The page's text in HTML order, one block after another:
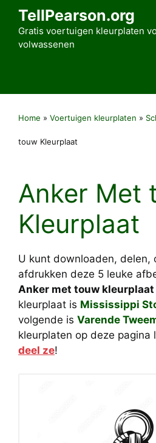
TellPearson.org
Gratis voertuigen kleurplaten
volwassenen
Home » Voertuigen kleurplaten »
touw Kleurplaat
Anker Met
Kleurplaat
U kunt downloaden, delen,
afdrukken deze 5 leuke
Anker met touw kleurplaat
kleurplaat is Mississippi
volgende is Varende
kleurplaten op deze pagina
deel ze!